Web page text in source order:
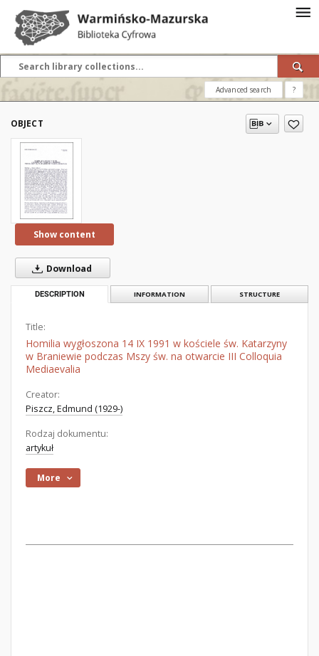
Advanced search ?
OBJECT
Show content
Download
DESCRIPTION INFORMATION STRUCTURE
Title:
Homilia wygłoszona 14 IX 1991 w kościele św. Katarzyny
w Braniewie podczas Mszy św. na otwarcie III Colloquia
Mediaevalia
Creator:
Piszcz, Edmund (1929-)
Rodzaj dokumentu:
artykuł
More